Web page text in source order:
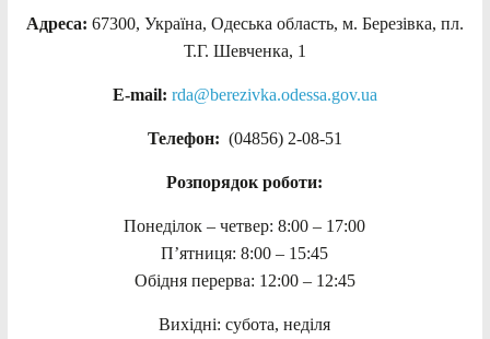
Адреса: 67300, Україна, Одеська область, м. Березівка, пл.
Т.Г. Шевченка, 1
E-mail: rda@berezivka.odessa.gov.ua
Телефон: (04856) 2-08-51
Розпорядок роботи:
Понеділок – четвер: 8:00 – 17:00
П’ятниця: 8:00 – 15:45
Обідня перерва: 12:00 – 12:45
Вихідні: субота, неділя